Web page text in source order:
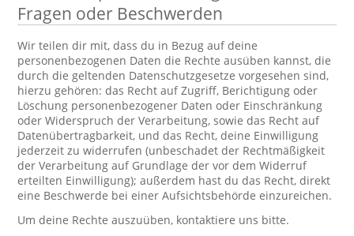
Fragen oder Beschwerden
Wir teilen dir mit, dass du in Bezug auf deine
personenbezogenen Daten die Rechte ausüben kannst, die
durch die geltenden Datenschutzgesetze vorgesehen sind,
hierzu gehören: das Recht auf Zugriff, Berichtigung oder
Löschung personenbezogener Daten oder Einschränkung
oder Widerspruch der Verarbeitung, sowie das Recht auf
Datenübertragbarkeit, und das Recht, deine Einwilligung
jederzeit zu widerrufen (unbeschadet der Rechtmäßigkeit
der Verarbeitung auf Grundlage der vor dem Widerruf
erteilten Einwilligung); außerdem hast du das Recht, direkt
eine Beschwerde bei einer Aufsichtsbehörde einzureichen.
Um deine Rechte auszuüben, kontaktiere uns bitte.